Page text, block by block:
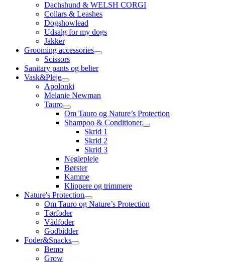
Dachshund & WELSH CORGI
Collars & Leashes
Dogshowlead
Udsalg for my dogs
Jakker
Grooming accessories
Scissors
Sanitary pants og belter
Vask&Pleje
Apolonki
Melanie Newman
Tauro
Om Tauro og Nature’s Protection
Shampoo & Conditioner
Skrid 1
Skrid 2
Skrid 3
Neglepleje
Børster
Kamme
Klippere og trimmere
Nature's Protection
Om Tauro og Nature’s Protection
Tørfoder
Vådfoder
Godbidder
Foder&Snacks
Bemo
Grow